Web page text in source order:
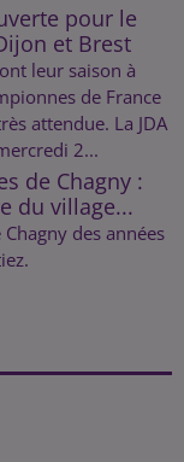
pour le
et Brest
leur saison à
de France
attendue. La JDA
2...
de Chagny :
du village...
des années